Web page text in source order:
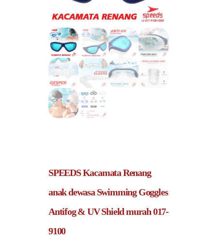
SPEEDS Kacamata Renang
anak dewasa Swimming Goggles
Antifog & UV Shield murah 017-
9100